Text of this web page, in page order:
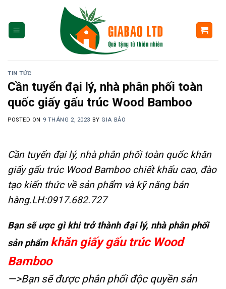
content
TIN TỨC
Cần tuyển đại lý, nhà phân phối toàn
quốc giấy gấu trúc Wood Bamboo
POSTED ON 9 THÁNG 2, 2023 BY GIA BẢO
Cần tuyển đại lý, nhà phân phối toàn quốc khăn
giấy gấu trúc Wood Bamboo chiết khấu cao, đào
tạo kiến thức về sản phẩm và kỹ năng bán
hàng.LH:0917.682.727
Bạn sẽ ược gì khi trở thành đại lý, nhà phân phối
sản phẩm khăn giấy gấu trúc Wood
Bamboo
—>Bạn sẽ được phân phối độc quyền sản